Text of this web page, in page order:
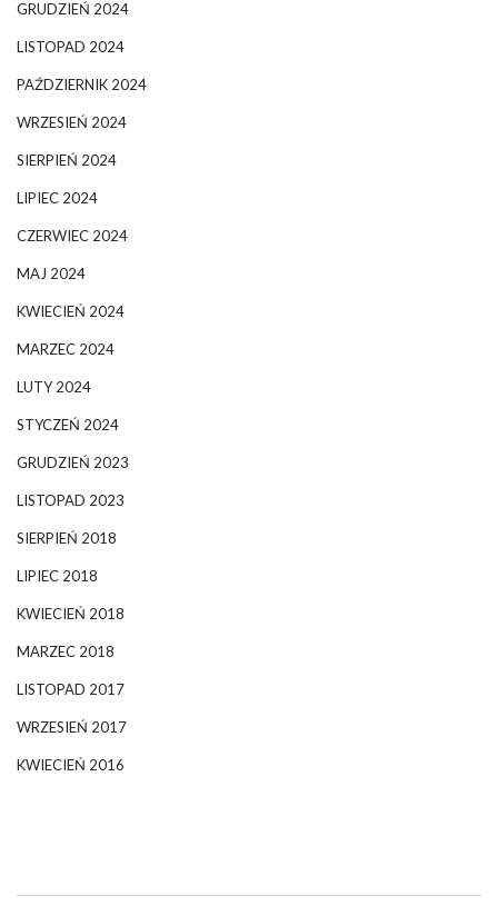
GRUDZIEŃ 2024
LISTOPAD 2024
PAŹDZIERNIK 2024
WRZESIEŃ 2024
SIERPIEŃ 2024
LIPIEC 2024
CZERWIEC 2024
MAJ 2024
KWIECIEŃ 2024
MARZEC 2024
LUTY 2024
STYCZEŃ 2024
GRUDZIEŃ 2023
LISTOPAD 2023
SIERPIEŃ 2018
LIPIEC 2018
KWIECIEŃ 2018
MARZEC 2018
LISTOPAD 2017
WRZESIEŃ 2017
KWIECIEŃ 2016